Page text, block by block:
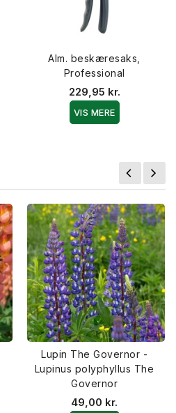
Alm. beskæresaks,
Professional
229,95 kr.
VIS MERE
Lupin The Governor -
Lupinus polyphyllus The
Governor
49,00 kr.